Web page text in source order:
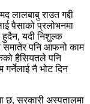
लालबाबु राउत गद्दी
पैसाको प्रलोभनमा
यदी निशुल्क
समातेर पनि आफनो काम
हैसियतले पनि
नै भोट दिन
छ, सरकारी अस्पतालमा